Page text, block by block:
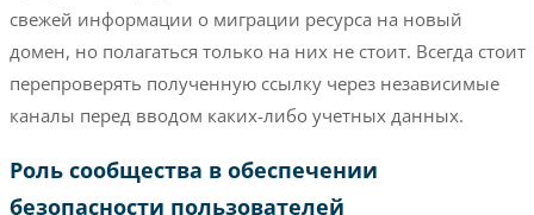
свежей информации о миграции ресурса на новый
домен, но полагаться только на них не стоит. Всегда стоит
перепроверять полученную ссылку через независимые
каналы перед вводом каких-либо учетных данных.
Роль сообщества в обеспечении
безопасности пользователей